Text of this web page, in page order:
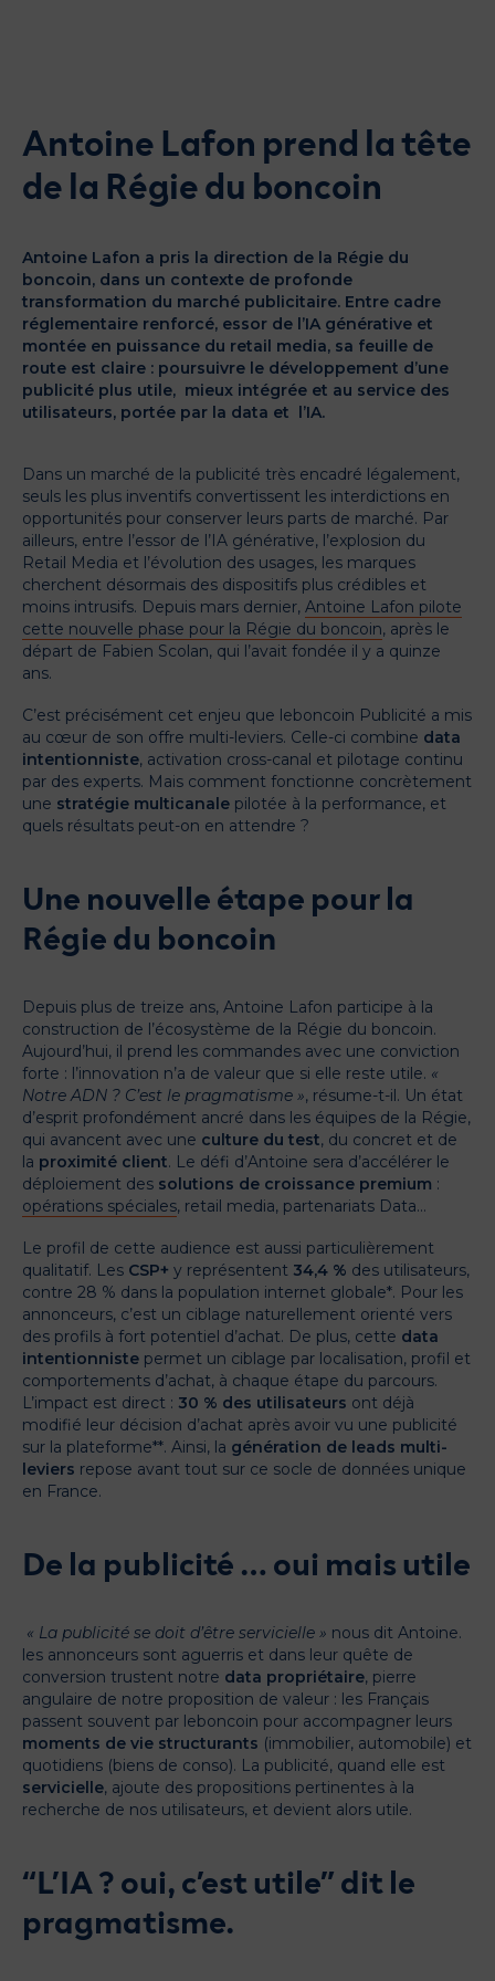
Antoine Lafon prend la tête
de la Régie du boncoin
Antoine Lafon a pris la direction de la Régie du
boncoin, dans un contexte de profonde
transformation du marché publicitaire. Entre cadre
réglementaire renforcé, essor de l’IA générative et
montée en puissance du retail media, sa feuille de
route est claire : poursuivre le développement d’une
publicité plus utile, mieux intégrée et au service des
utilisateurs, portée par la data et l’IA.
Dans un marché de la publicité très encadré légalement,
seuls les plus inventifs convertissent les interdictions en
opportunités pour conserver leurs parts de marché. Par
ailleurs, entre l’essor de l’IA générative, l’explosion du
Retail Media et l’évolution des usages, les marques
cherchent désormais des dispositifs plus crédibles et
moins intrusifs. Depuis mars dernier, Antoine Lafon pilote
cette nouvelle phase pour la Régie du boncoin, après le
départ de Fabien Scolan, qui l’avait fondée il y a quinze
ans.
C’est précisément cet enjeu que leboncoin Publicité a mis
au cœur de son offre multi-leviers. Celle-ci combine data
intentionniste, activation cross-canal et pilotage continu
par des experts. Mais comment fonctionne concrètement
une stratégie multicanale pilotée à la performance, et
quels résultats peut-on en attendre ?
Une nouvelle étape pour la
Régie du boncoin
Depuis plus de treize ans, Antoine Lafon participe à la
construction de l’écosystème de la Régie du boncoin.
Aujourd’hui, il prend les commandes avec une conviction
forte : l’innovation n’a de valeur que si elle reste utile. «
Notre ADN ? C’est le pragmatisme », résume-t-il. Un état
d’esprit profondément ancré dans les équipes de la Régie,
qui avancent avec une culture du test, du concret et de
la proximité client. Le défi d’Antoine sera d’accélérer le
déploiement des solutions de croissance premium :
opérations spéciales, retail media, partenariats Data…
Le profil de cette audience est aussi particulièrement
qualitatif. Les CSP+ y représentent 34,4 % des utilisateurs,
contre 28 % dans la population internet globale*. Pour les
annonceurs, c’est un ciblage naturellement orienté vers
des profils à fort potentiel d’achat. De plus, cette data
intentionniste permet un ciblage par localisation, profil et
comportements d’achat, à chaque étape du parcours.
L’impact est direct : 30 % des utilisateurs ont déjà
modifié leur décision d’achat après avoir vu une publicité
sur la plateforme**. Ainsi, la génération de leads multi-
leviers repose avant tout sur ce socle de données unique
en France.
De la publicité … oui mais utile
« La publicité se doit d’être servicielle » nous dit Antoine.
les annonceurs sont aguerris et dans leur quête de
conversion trustent notre data propriétaire, pierre
angulaire de notre proposition de valeur : les Français
passent souvent par leboncoin pour accompagner leurs
moments de vie structurants (immobilier, automobile) et
quotidiens (biens de conso). La publicité, quand elle est
servicielle, ajoute des propositions pertinentes à la
recherche de nos utilisateurs, et devient alors utile.
“L’IA ? oui, c’est utile” dit le
pragmatisme.